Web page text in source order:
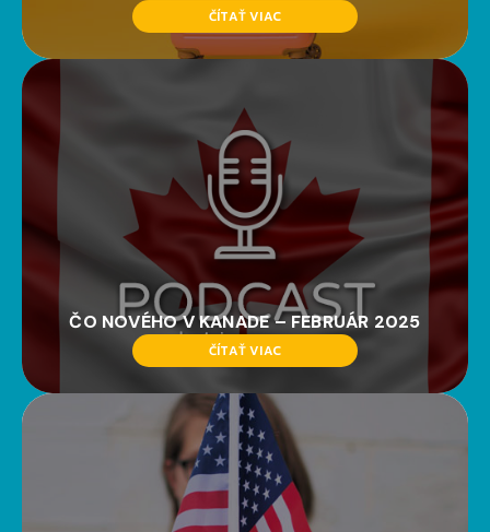
ČÍTAŤ VIAC
ČO NOVÉHO V KANADE – FEBRUÁR 2025
ČÍTAŤ VIAC